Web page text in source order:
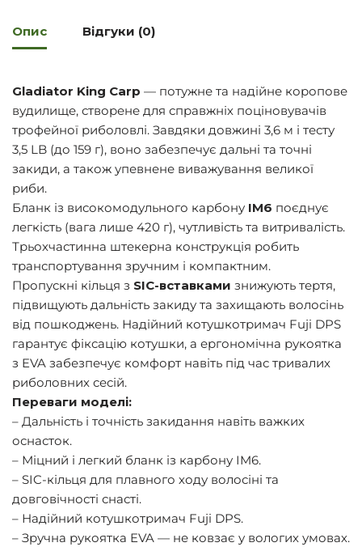
Опис Відгуки (0)
Gladiator King Carp — потужне та надійне коропове
вудилище, створене для справжніх поціновувачів
трофейної риболовлі. Завдяки довжині 3,6 м і тесту
3,5 LB (до 159 г), воно забезпечує дальні та точні
закиди, а також упевнене виважування великої
риби.
Бланк із високомодульного карбону IM6 поєднує
легкість (вага лише 420 г), чутливість та витривалість.
Трьохчастинна штекерна конструкція робить
транспортування зручним і компактним.
Пропускні кільця з SIC-вставками знижують тертя,
підвищують дальність закиду та захищають волосінь
від пошкоджень. Надійний котушкотримач Fuji DPS
гарантує фіксацію котушки, а ергономічна рукоятка
з EVA забезпечує комфорт навіть під час тривалих
риболовних сесій.
Переваги моделі:
– Дальність і точність закидання навіть важких
оснасток.
– Міцний і легкий бланк із карбону IM6.
– SIC-кільця для плавного ходу волосіні та
довговічності снасті.
– Надійний котушкотримач Fuji DPS.
– Зручна рукоятка EVA — не ковзає у вологих умовах.